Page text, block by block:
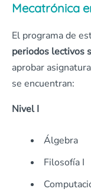
Mecatrónica
El programa de
periodos lectivos
aprobar
se encuentran:
Nivel I
Álgebra
Filosofía I